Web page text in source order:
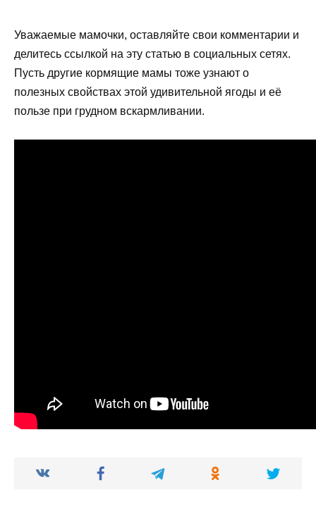
Уважаемые мамочки, оставляйте свои комментарии и
делитесь ссылкой на эту статью в социальных сетях.
Пусть другие кормящие мамы тоже узнают о
полезных свойствах этой удивительной ягоды и её
пользе при грудном вскармливании.